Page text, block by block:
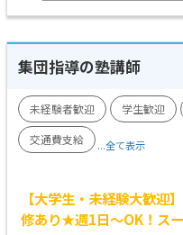
集団指導の塾講師
未経験者歓迎 学生歓迎
交通費支給
...全て表示
【大学生・未経験大歓迎
修あり★週1日～OK！ス